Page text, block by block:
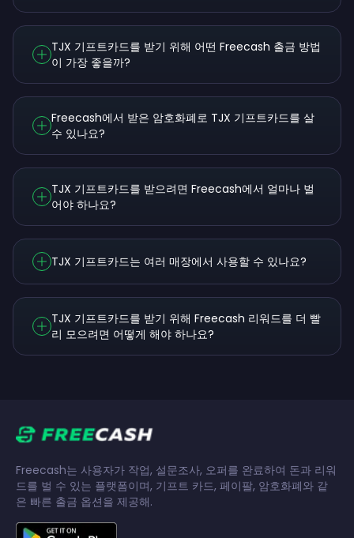
TJX 기프트카드를 받기 위해 어떤 Freecash 출금 방법
이 가장 좋을까?
Freecash에서 받은 암호화폐로 TJX 기프트카드를 살
수 있나요?
TJX 기프트카드를 받으려면 Freecash에서 얼마나 벌
어야 하나요?
TJX 기프트카드는 여러 매장에서 사용할 수 있나요?
TJX 기프트카드를 받기 위해 Freecash 리워드를 더 빨
리 모으려면 어떻게 해야 하나요?
Freecash는 사용자가 작업, 설문조사, 오퍼를 완료하여 돈과 리워
드를 벌 수 있는 플랫폼이며, 기프트 카드, 페이팔, 암호화폐와 같
은 빠른 출금 옵션을 제공해.